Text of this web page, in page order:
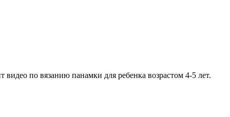
по вязанию панамки для ребенка возрастом 4-5 лет.